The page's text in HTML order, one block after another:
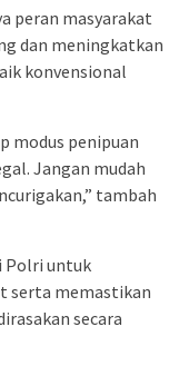
peran masyarakat
dan meningkatkan
konvensional
modus penipuan
Jangan mudah
tambah
Polri untuk
serta memastikan
secara